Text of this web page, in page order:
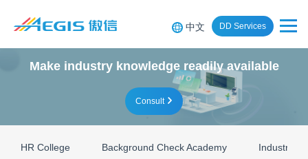
中文 DD Services
Make industry knowledge readily available
Consult
HR College Background Check Academy Industry